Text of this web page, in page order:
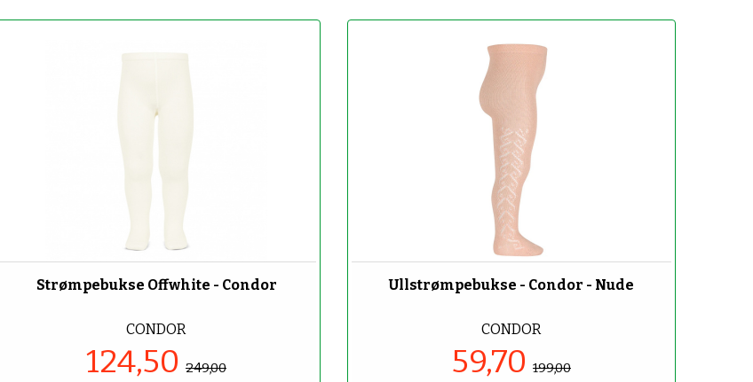
-50%
Strømpebukse Offwhite - Condor
CONDOR
124,50 249,00
-70%
Ullstrømpebukse - Condor - Nude
CONDOR
59,70 199,00